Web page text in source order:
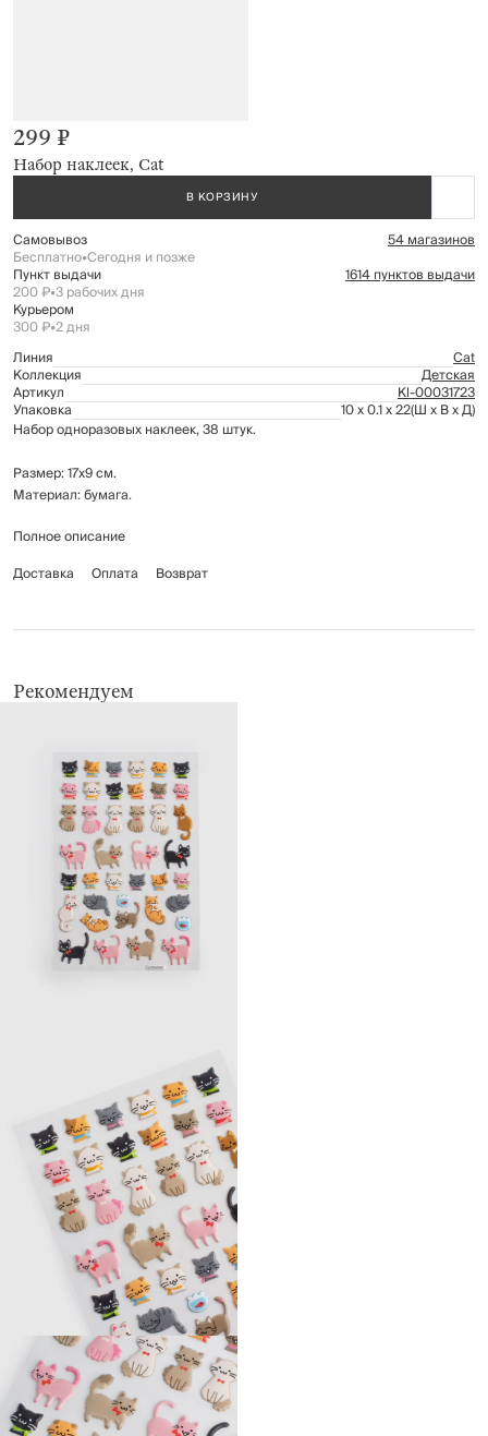
Набор наклеек, Cat
299 ₽
В КОРЗИНУ
Самовывоз 54 магазинов
Бесплатно•Сегодня и позже
Пункт выдачи 1614 пунктов выдачи
200 ₽•3 рабочих дня
Курьером
300 ₽•2 дня
Линия
Cat
Коллекция Детская
Артикул Kl-00031723
Упаковка 10 x 0.1 x 22(Ш x В x Д)
Набор одноразовых наклеек, 38 штук.
Размер: 17х9 см.
Материал: бумага.
Наклейки предназначены для использования на гладких поверхностях:
Полное описание
Доставка
Оплата Возврат
Рекомендуем